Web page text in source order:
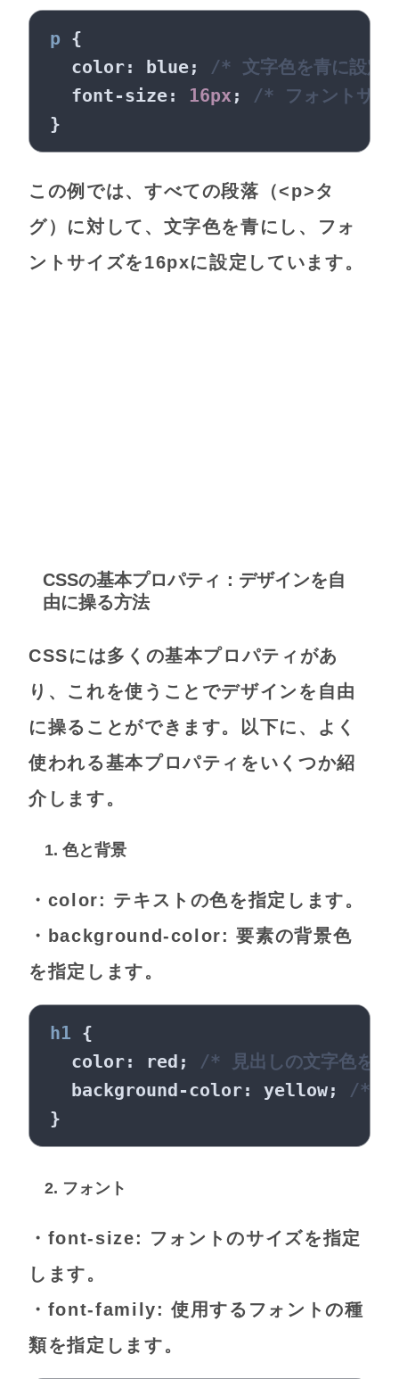
p {
color: blue; /* 文字色を青に設
font-size: 16px ; /* フォントサ
この例では、すべての段落（<p>タ
グ）に対して、文字色を青にし、フォ
ントサイズを16pxに設定しています。
CSSの基本プロパティ：デザインを自
由に操る方法
CSSには多くの基本プロパティがあ
り、これを使うことでデザインを自由
に操ることができます。以下に、よく
使われる基本プロパティをいくつか紹
介します。
1. 色と背景
・color: テキストの色を指定します。
・background-color: 要素の背景色
を指定します。
h1 {
color: red; /* 見出しの文字色を
background-color: yellow; /* 背
2. フォント
・font-size: フォントのサイズを指定
します。
・font-family: 使用するフォントの種
類を指定します。